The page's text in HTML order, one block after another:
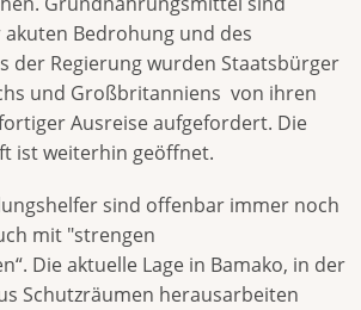
akuten Bedrohung und des
der Regierung wurden Staatsbürger
und Großbritanniens von ihren
Ausreise aufgefordert. Die
ist weiterhin geöffnet.
sind offenbar immer noch
mit "strengen
Die aktuelle Lage in Bamako, in der
Schutzräumen herausarbeiten